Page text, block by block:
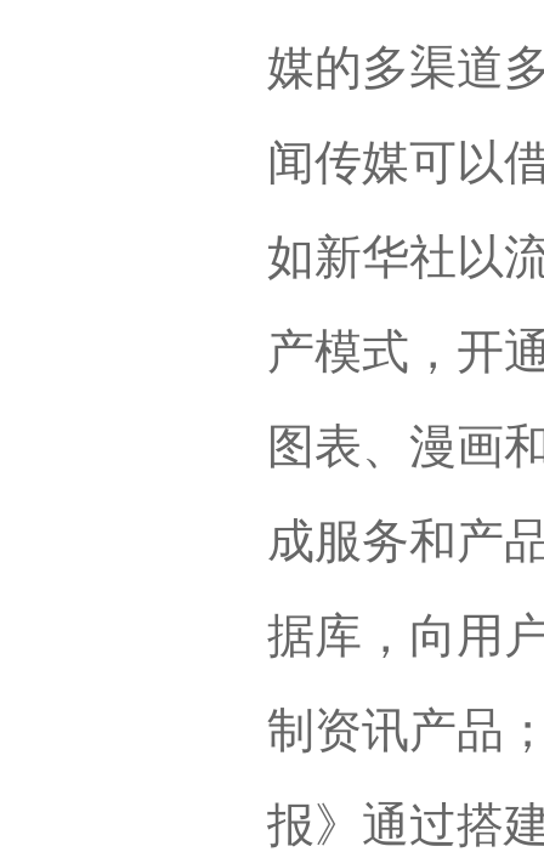
媒的多渠道
闻传媒可以
如新华社以
产模式，开
图表、漫画
成服务和产
据库，向用
制资讯产品
报》通过搭